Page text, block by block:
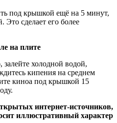
под крышкой ещё на 5 минут,
Это сделает его более
на плите
холодной водой,
кипения на среднем
киноа под крышкой 15
интернет-источников,
иллюстративный характер